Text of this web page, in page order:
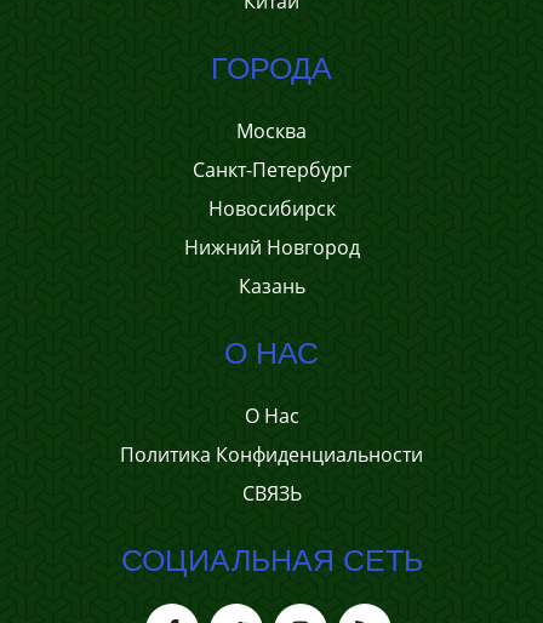
ГОРОДА
Москва
Санкт-Петербург
Новосибирск
Нижний Новгород
Казань
О НАС
О Нас
Политика Конфиденциальности
СВЯЗЬ
СОЦИАЛЬНАЯ СЕТЬ